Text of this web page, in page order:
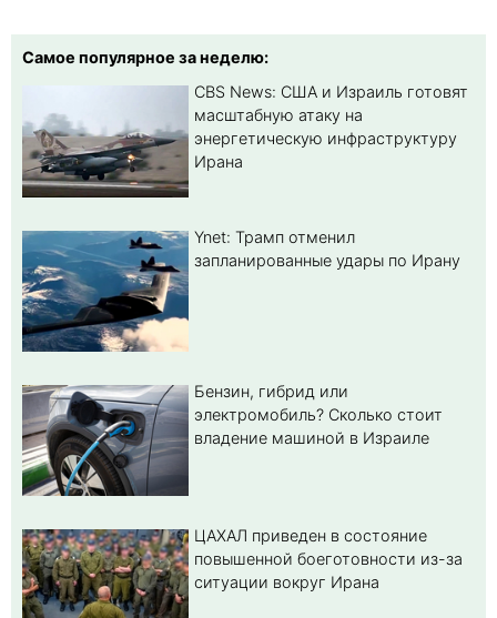
Самое популярное за неделю:
CBS News: США и Израиль готовят
масштабную атаку на
энергетическую инфраструктуру
Ирана
Ynet: Трамп отменил
запланированные удары по Ирану
Бензин, гибрид или
электромобиль? Cколько стоит
владение машиной в Израиле
ЦАХАЛ приведен в состояние
повышенной боеготовности из-за
ситуации вокруг Ирана